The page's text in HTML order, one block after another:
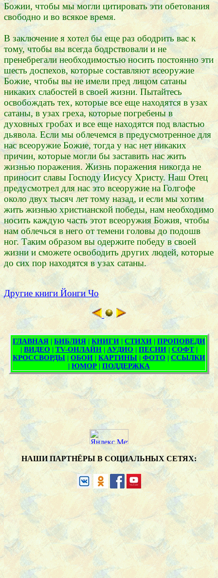
Божии, чтобы мы могли цитировать эти обетования
свободно и во всякое время.
В заключение я хотел бы еще раз ободрить вас к
тому, чтобы вы всегда бодрствовали и не
пренебрегали необходимостью носить постоянно эти
шесть доспехов, которые составляют всеоружие
Божие, чтобы вы не имели пред лицом сатаны
никаких слабостей в своей жизни. Пытайтесь
освобождать тех, которые все еще находятся в узах
сатаны, в узах греха, которые погребены в
духовных гробах и все еще находятся под властью
дьявола. Если мы облечемся в предусмотренное для
нас всеоружие Божие, тогда у нас нет никаких
причин, которые могли бы заставить нас жить
жизнью поражения. Жизнь поражения никогда не
приносит славы Господу Иисусу Христу. Наш Отец
предусмотрел для нас это всеоружие на Голгофе
около двух тысяч лет тому назад, и если мы хотим
жить жизнью христианской победы, нам необходимо
носить каждую часть этот всеоружия Божия, чтобы
нам облечься в него от темени головы до подошв
ног. Таким образом вы одержите победу в своей
жизни и сможете освободить других людей, которые
до сих пор находятся в узах сатаны.
Другие книги Йонги Чо